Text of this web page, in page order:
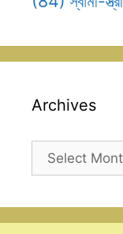
Archives
Archives